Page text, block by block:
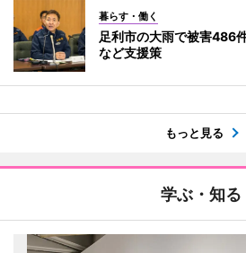
暮らす・働く
足利市の大雨で被害486
など支援策
もっと見る
学ぶ・知る